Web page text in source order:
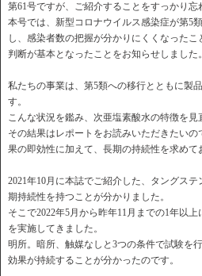
第61号ですが、ご紹介することをすっかり忘
本号では、新型コロナウイルス感染症が第5
し、感染者数の把握が分かりにくくなった
判断が基本となったことをお知らせしました。
私たちの事業は、第5類への移行とともに製
す。
こんな状況を鑑み、次亜塩素酸水の特徴を見
その結果はレポートをお読みいただきたい
果の即効性に加えて、長期の持続性を求めて
2021年10月に本誌でご紹介した、タングス
期持続性を持つことが分かりました。
そこで2022年5月から昨年11月までの1年以
を実施してきました。
明所。暗所、触媒なしと3つの条件で試験を
効果が持続することが分かったのです。